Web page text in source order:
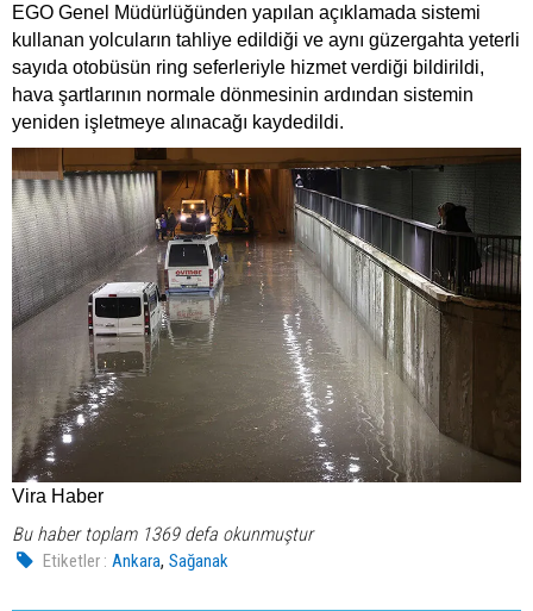
EGO Genel Müdürlüğünden yapılan açıklamada sistemi
kullanan yolcuların tahliye edildiği ve aynı güzergahta yeterli
sayıda otobüsün ring seferleriyle hizmet verdiği bildirildi,
hava şartlarının normale dönmesinin ardından sistemin
yeniden işletmeye alınacağı kaydedildi.
Vira Haber
Bu haber toplam 1369 defa okunmuştur
Etiketler : Ankara,Sağanak